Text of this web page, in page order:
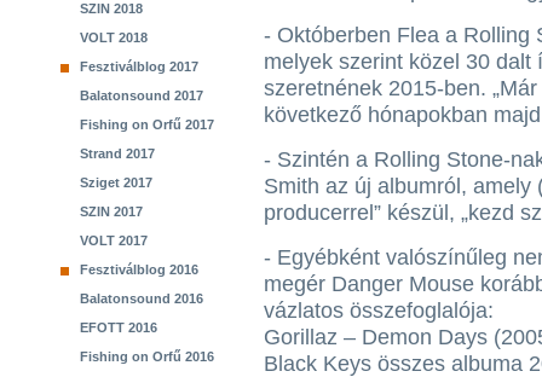
SZIN 2018
VOLT 2018
Fesztiválblog 2017
Balatonsound 2017
Fishing on Orfű 2017
Strand 2017
Sziget 2017
SZIN 2017
VOLT 2017
Fesztiválblog 2016
Balatonsound 2016
EFOTT 2016
Fishing on Orfű 2016
- Októberben Flea a Rolling
melyek szerint közel 30
szeretnének 2015-ben.
következő hónapokban
- Szintén a Rolling Stone-
Smith az új albumról, amely
producerrel” készül, „kezd
- Egyébként valószínűleg
megér Danger Mouse
vázlatos összefoglalója:
Gorillaz – Demon Days
Black Keys összes albuma